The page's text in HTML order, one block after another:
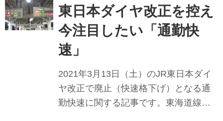
東日本ダイヤ改正を控え
今注目したい「通勤快
速」
2021年3月13日（土）のJR東日本ダイ
ヤ改正で廃止（快速格下げ）となる通
勤快速に関する記事です。東海道線・